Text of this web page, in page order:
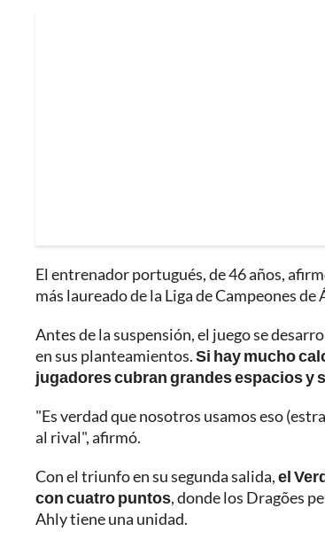
El entrenador portugués, de 46 años,
más laureado de la Liga de Campeones
Antes de la suspensión, el juego se
en sus planteamientos.Si hay mucho
jugadores cubran grandes espacios y
"Es verdad que nosotros usamos eso
al rival", afirmó.
Con el triunfo en su segunda salida,el
con cuatro puntos, donde los Dragões
Ahly tiene una unidad.